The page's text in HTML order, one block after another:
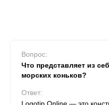
Вопрос:
Что представляет из
морских коньков?
Ответ: